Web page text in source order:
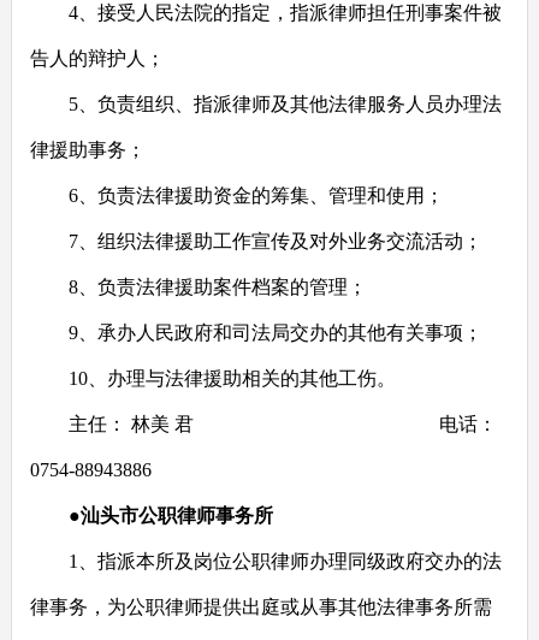
4、接受人民法院的指定，指派律师担任刑事案件被
告人的辩护人；
5、负责组织、指派律师及其他法律服务人员办理法
律援助事务；
6、负责法律援助资金的筹集、管理和使用；
7、组织法律援助工作宣传及对外业务交流活动；
8、负责法律援助案件档案的管理；
9、承办人民政府和司法局交办的其他有关事项；
10、办理与法律援助相关的其他工伤。
主任： 林美 君 电话：
0754-88943886
●汕头市公职律师事务所
1 、指派本所及岗位公职律师办理同级政府交办的法
律事务，为公职律师提供出庭或从事其他法律事务所需